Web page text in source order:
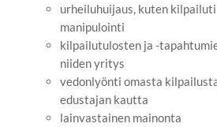
urheiluhuijaus, kuten
manipulointi
kilpailutulosten ja -
niiden yritys
vedonlyönti omasta
edustajan kautta
lainvastainen mainonta